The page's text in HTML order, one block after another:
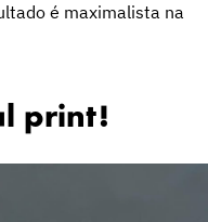
é maximalista na
print!